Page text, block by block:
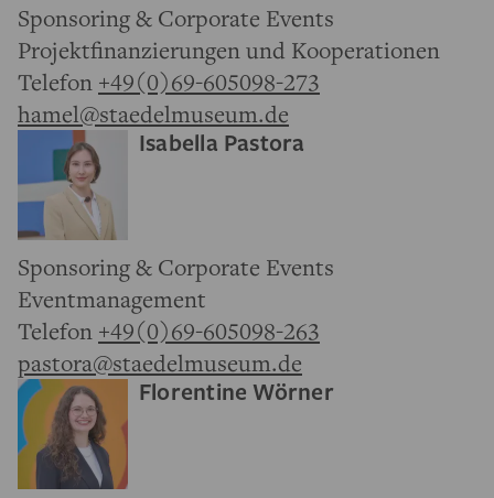
Sponsoring & Corporate Events
Projektfinanzierungen und Kooperationen
Telefon +49(0)69-605098-273
hamel@staedelmuseum.de
Isabella Pastora
Sponsoring & Corporate Events
Eventmanagement
Telefon +49(0)69-605098-263
pastora@staedelmuseum.de
Florentine Wörner